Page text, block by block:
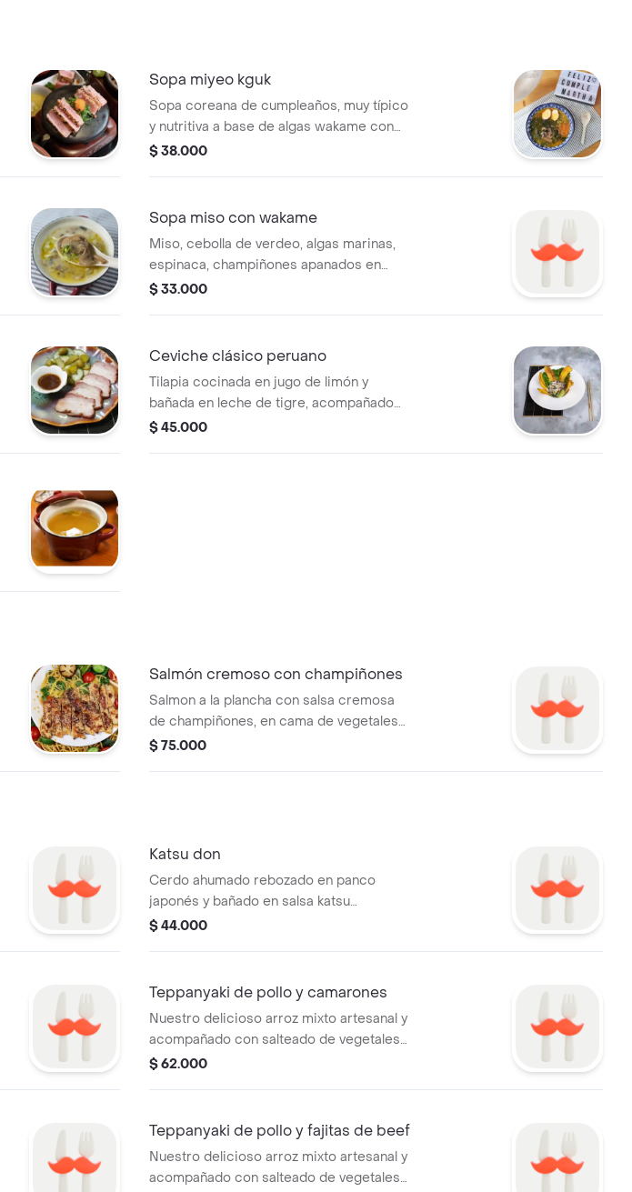
Sopa miyeo kguk
Sopa coreana de cumpleaños, muy típico
y nutritiva a base de algas wakame con
caldo de colágeno, carne madurada de
$ 38.000
Sopa miso con wakame
Miso, cebolla de verdeo, algas marinas,
espinaca, champiñones apanados en
panko, wakame y con una base de caldo
$ 33.000
Ceviche clásico peruano
Tilapia cocinada en jugo de limón y
bañada en leche de tigre, acompañado
de ají rocoto, cilantro, cebollada morada y
$ 45.000
Salmón cremoso con champiñones
Salmon a la plancha con salsa cremosa
de champiñones, en cama de vegetales
salteados orientales y arroz aromatizado.
$ 75.000
Katsu don
Cerdo ahumado rebozado en panco
japonés y bañado en salsa katsu
artesanal, en cama de arroz aromatizado
$ 44.000
Teppanyaki de pollo y camarones
Nuestro delicioso arroz mixto artesanal y
acompañado con salteado de vegetales
hibachi, con fajitas de pollo y camarones
$ 62.000
Teppanyaki de pollo y fajitas de beef
Nuestro delicioso arroz mixto artesanal y
acompañado con salteado de vegetales